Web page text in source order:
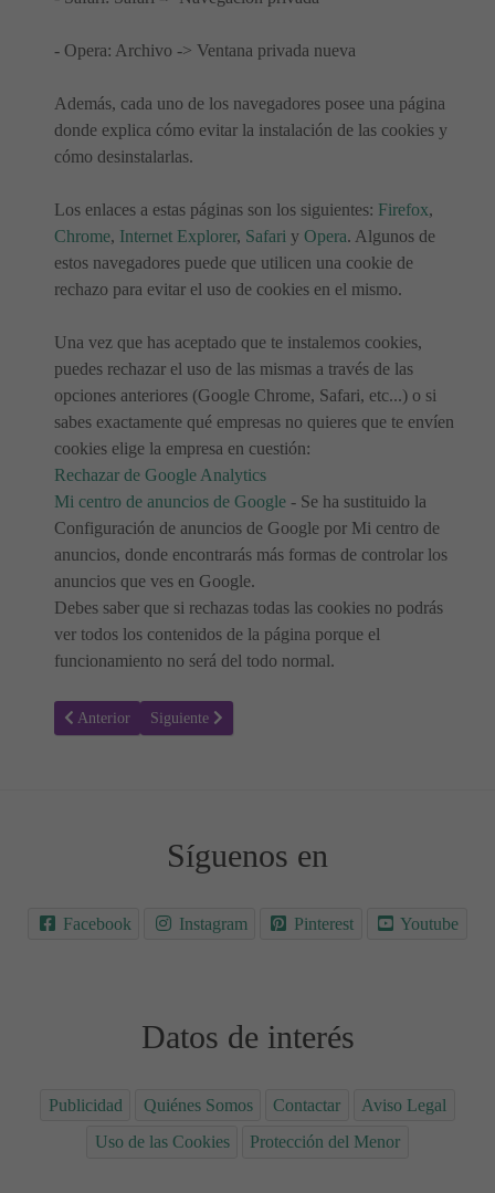
- Opera: Archivo -> Ventana privada nueva
Además, cada uno de los navegadores posee una página
donde explica cómo evitar la instalación de las cookies y
cómo desinstalarlas.
Los enlaces a estas páginas son los siguientes: Firefox,
Chrome, Internet Explorer, Safari y Opera. Algunos de
estos navegadores puede que utilicen una cookie de
rechazo para evitar el uso de cookies en el mismo.
Una vez que has aceptado que te instalemos cookies,
puedes rechazar el uso de las mismas a través de las
opciones anteriores (Google Chrome, Safari, etc...) o si
sabes exactamente qué empresas no quieres que te envíen
cookies elige la empresa en cuestión:
Rechazar de Google Analytics
Mi centro de anuncios de Google - Se ha sustituido la
Configuración de anuncios de Google por Mi centro de
anuncios, donde encontrarás más formas de controlar los
anuncios que ves en Google.
Debes saber que si rechazas todas las cookies no podrás
ver todos los contenidos de la página porque el
funcionamiento no será del todo normal.
Artículo anterior: Contactar
Anterior Artículo siguiente: Anúnciate - Publicidad
Siguiente
Síguenos en
Facebook Instagram Pinterest Youtube
Datos de interés
Publicidad Quiénes Somos Contactar
Aviso Legal
Uso de las Cookies
Protección del Menor